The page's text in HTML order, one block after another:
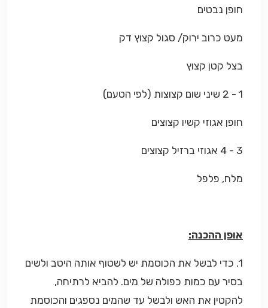
חופן נבטים
מעט כרוב ירוק/ סגול קצוץ דק
בצל קטן קצוץ
1 - 2 שיני שום קצוצות (לפי הטעם)
חופן אגוזי קשיו קצוצים
3 - 4 אגוזי ברזיל קצוצים
מלח, פלפל
אופן ההכנה:
1. כדי לבשל את הכוסמת יש לשטוף אותה היטב ולשים
בסיר עם כמות כפולה של מים. להביא לרתיחה,
להקטין את האש ולבשל עד שהמים נספגים והכוסמת